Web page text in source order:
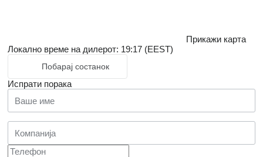
Прикажи карта
Локално време на дилерот: 19:17 (EEST)
Побарај состанок
Испрати порака